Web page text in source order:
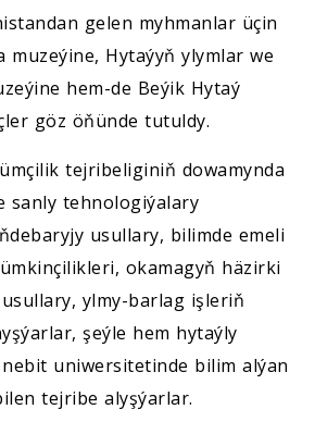
gelen myhmanlar üçin
muzeýine, Hytaýyň ylymlar we
hem-de Beýik Hytaý
göz öňünde tutuldy.
tejribeliginiň dowamynda
sanly tehnologiýalary
usullary, bilimde emeli
okamagyň häzirki
ylmy-barlag işleriň
şeýle hem hytaýly
uniwersitetinde bilim alýan
tejribe alyşýarlar.